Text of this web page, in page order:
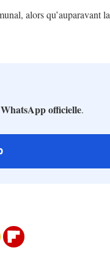
alors qu’auparavant
officielle.